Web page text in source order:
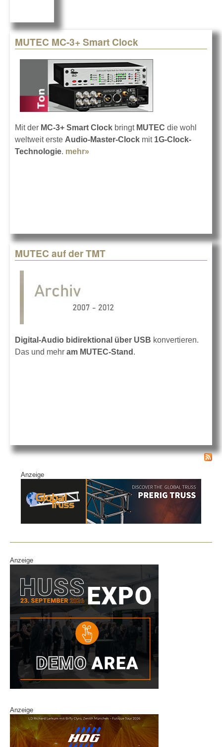
MUTEC MC-3+ Smart Clock
Mit der MC-3+ Smart Clock bringtMUTEC die wohl
weltweit erste Audio-Master-Clock mit 1G-Clock-
Technologie. mehr»
MUTEC auf der TMT
Digital-Audio bidirektional über USB konvertieren.
Das und mehr am MUTEC-Stand .
Anzeige
Anzeige
Anzeige